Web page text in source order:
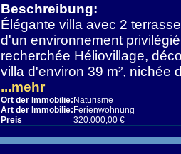
Beschreibung:
Élégante villa avec 2
d'un environnement
recherchée Héliovillage,
villa d'environ 39 m², nichée
...mehr
Ort der Immobilie: Naturisme
Art der Immobilie: Ferienwohnung
Preis
320.000,00 €